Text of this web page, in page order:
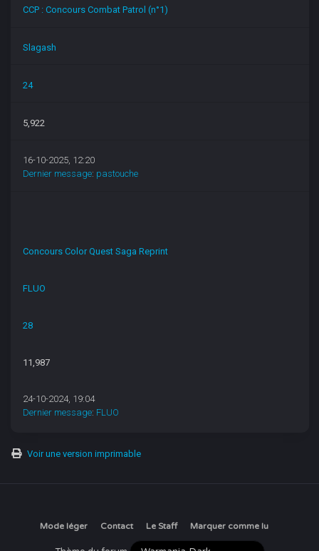
CCP : Concours Combat Patrol (n°1)
Slagash
24
5,922
16-10-2025, 12:20
Dernier message: pastouche
Concours Color Quest Saga Reprint
FLUO
28
11,987
24-10-2024, 19:04
Dernier message: FLUO
Voir une version imprimable
Mode léger Contact Le Staff Marquer comme lu